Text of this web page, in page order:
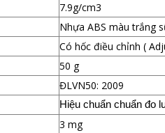
7.9g/cm3
Nhựa ABS màu trắng
Có hốc điều chỉnh (
50 g
ĐLVN50: 2009
Hiệu chuẩn chuẩn đo
3 mg